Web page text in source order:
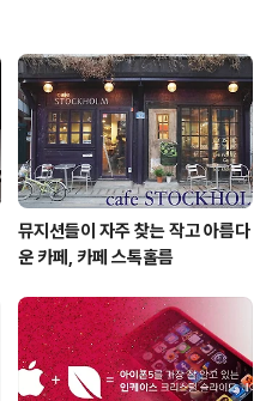
뮤지션들이 자주 찾는 작고 아름다
운 카페, 카페 스톡홀름